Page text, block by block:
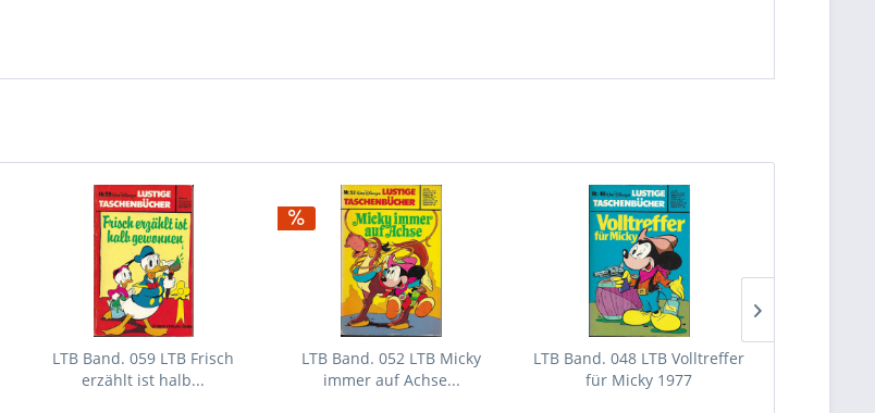
LTB Band. 059 LTB Frisch
erzählt ist halb...
LTB Band. 052 LTB Micky
immer auf Achse...
LTB Band. 048 LTB Volltreffer
für Micky 1977